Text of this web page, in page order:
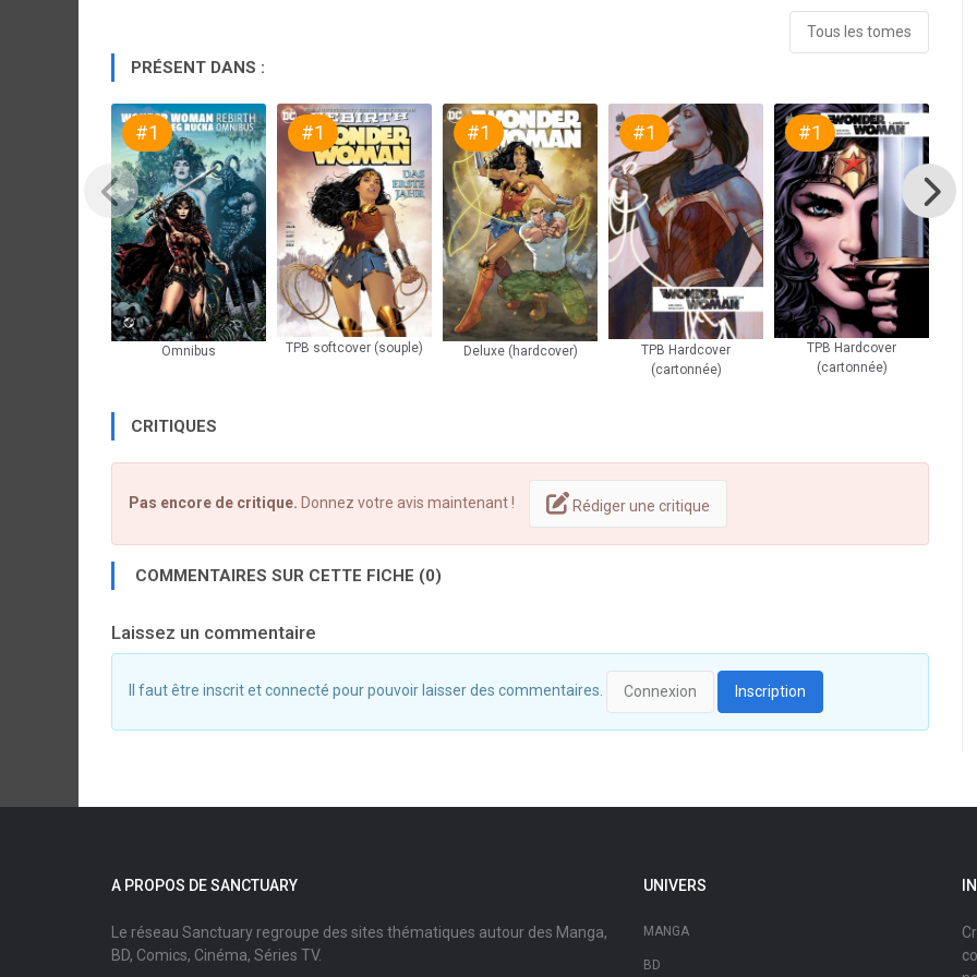
Tous les tomes
PRÉSENT DANS :
#1
Omnibus
#1
TPB softcover (souple)
#1
Deluxe (hardcover)
#1
TPB Hardcover
(cartonnée)
#1
TPB Hardcover
(cartonnée)
CRITIQUES
Pas encore de critique. Donnez votre avis maintenant ! Rédiger une critique
COMMENTAIRES SUR CETTE FICHE (0)
Laissez un commentaire
Il faut être inscrit et connecté pour pouvoir laisser des commentaires. Connexion Inscription
A PROPOS DE SANCTUARY
Le réseau Sanctuary regroupe des sites thématiques autour des Manga,
BD, Comics, Cinéma, Séries TV.
UNIVERS
MANGA
BD